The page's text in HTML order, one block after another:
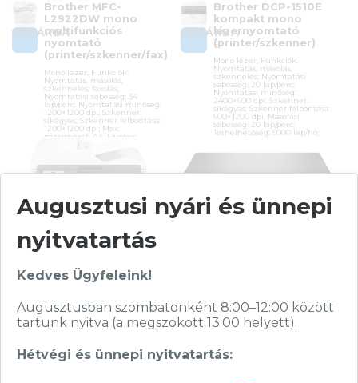
KOSÁRBA
Brother MFC-
L2922DW mono
multifunkciós
nyomtató
(printer/szkenner/fax)
Mono lézer; Funkciók:
Nyomtatás, másolás,
szkennelés, faxolás;
Nyomtatási sebesség: 34
lap/perc; Nyomtatási minőség:
1200×1200 dpi; Szkenner:
síkágyas; Szkenner felbontása:
1200×1200 dpi; Max.
papírméret: A4; Duplex:
Csatlakozások: USB, WiFi, LAN
Többfunkciós
Gyártó:Brother
Garanciaidő:
ÁFA: 27%
Ft
KOSÁRBA
Brother DCP-1510E
kompakt mono
lézernyomtató
(printer/szkenner)
Mono lézer; Funkciók:
Nyomtatás, másolás,
szkennelés; Nyomtatási
sebesség: 20 lap/perc;
Nyomtatási minőség:
2400×600 dpi; Szkenner:
síkágyas; Szkenner felbontása:
600×1200 dpi; Másolási
sebesség: 20 lap/perc;
Terhelhetőség: 9000 lap/hó;
Cikkszám:DCP1510EYJ1
Gyártó:Brother
Brother DCP-
L3560CDW színes LED
nyomtató
(printer/szkenner)
Brother DCP-L2600D
lézernyomtató
(printer/szkenner)
Augusztusi nyári és ünnepi
nyitvatartás
Kedves Ügyfeleink!
Augusztusban szombatonként 8:00–12:00 között
tartunk nyitva (a megszokott 13:00 helyett).
Hétvégi és ünnepi nyitvatartás: